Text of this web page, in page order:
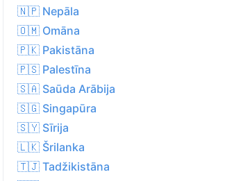
24.8°C
73%
15.5 kph
0.0 mm
7.0
05:49 AM
🇳🇵 Nepāla
🇴🇲 Omāna
🇵🇰 Pakistāna
🇵🇸 Palestīna
🇸🇦 Saūda Arābija
🇸🇬 Singapūra
🇸🇾 Sīrija
🇱🇰 Šrilanka
🇹🇯 Tadžikistāna